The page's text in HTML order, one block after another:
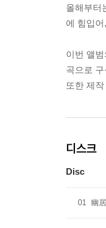
올해부터
에 힘입
이번 앨
곡으로
또한 제
디스크
Disc
01 幽